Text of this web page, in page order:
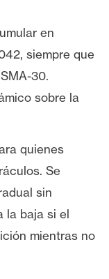
en
siempre que
30.
sobre la
quienes
Se
sin
la baja si el
mientras no